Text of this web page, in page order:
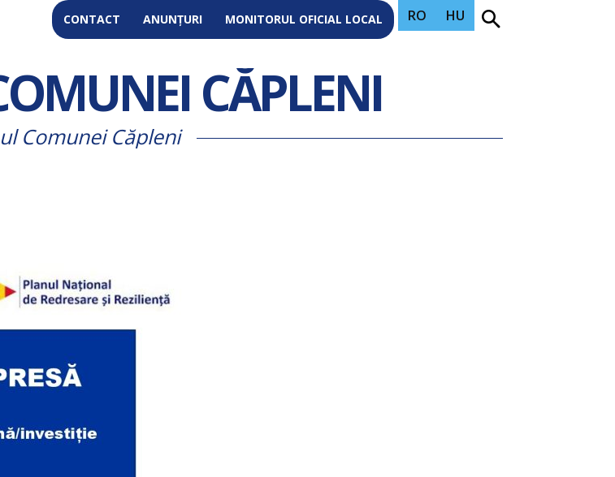
CONTACT ANUNȚURI MONITORUL OFICIAL LOCAL RO HU
CĂPLENI
Comunei Căpleni